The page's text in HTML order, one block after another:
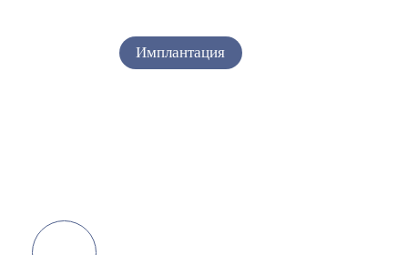
Имплантация